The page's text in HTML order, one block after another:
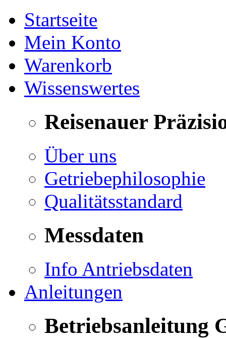
Startseite
Mein Konto
Warenkorb
Wissenswertes
Reisenauer
Über uns
Getriebephilosophie
Qualitätsstandard
Messdaten
Info Antriebsdaten
Anleitungen
Betriebsanleitung